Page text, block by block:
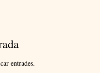
entrades.